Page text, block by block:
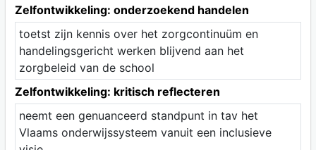
Zelfontwikkeling: onderzoekend handelen
toetst zijn kennis over het zorgcontinuüm en
handelingsgericht werken blijvend aan het
zorgbeleid van de school
Zelfontwikkeling: kritisch reflecteren
neemt een genuanceerd standpunt in tav het
Vlaams onderwijssysteem vanuit een inclusieve